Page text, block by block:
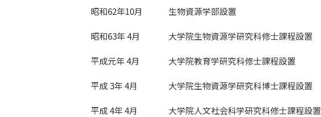
昭和62年10月
生物資源学部設置
昭和63年 4月
大学院生物資源学研究科修士課程設置
平成元年 4月
大学院教育学研究科修士課程設置
平成 3年 4月
大学院生物資源学研究科博士課程設置
平成 4年 4月
大学院人文社会科学研究科修士課程設置